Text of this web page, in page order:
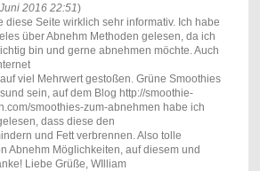
2016 22:51)
diese Seite wirklich sehr informativ. Ich habe
über Abnehm Methoden gelesen, da ich
bin und gerne abnehmen möchte. Auch
viel Mehrwert gestoßen. Grüne Smoothies
sein, auf dem Blog http://smoothie-
smoothies-zum-abnehmen habe ich
dass diese den
und Fett verbrennen. Also tolle
Abnehm Möglichkeiten, auf diesem und
Liebe Grüße, WIlliam